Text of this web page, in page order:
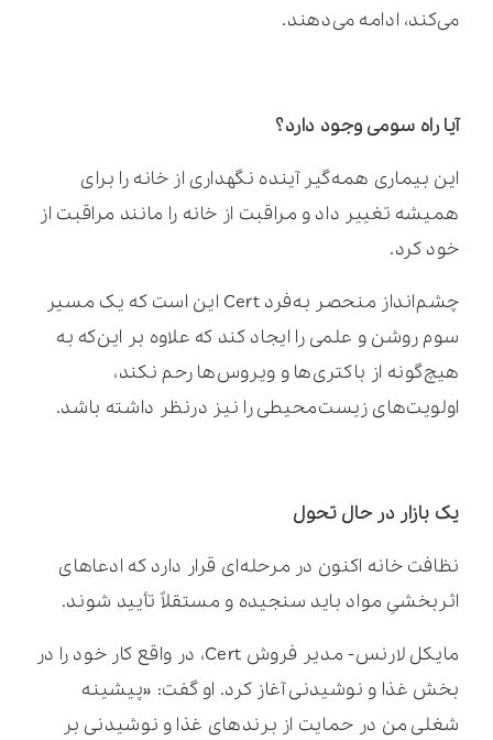
می‌کند، ادامه می‌دهند.
آیا راه سومی وجود دارد؟
این بیماری همه‌گیر آینده نگهداری از خانه را برای
همیشه تغییر داد و مراقبت از خانه را مانند مراقبت از
خود کرد.
چشم‌انداز منحصر به‌فرد Cert این است که یک مسیر
سوم روشن و علمی را ایجاد کند که علاوه بر این‌که به
هیچ‌گونه از باکتری‌ها و ویروس‌ها رحم نکند،
اولویت‌های زیست‌محیطی را نیز درنظر داشته باشد.
یک بازار در حال تحول
نظافت خانه اکنون در مرحله‌ای قرار دارد که ادعاهای
اثربخشیِ مواد باید سنجیده و مستقلاً تأیید شوند.
مایکل لارنس- مدیر فروش Cert، در واقع کار خود را در
بخش غذا و نوشیدنی آغاز کرد. او گفت: «پیشینه
شغلی من در حمایت از برندهای غذا و نوشیدنی بر